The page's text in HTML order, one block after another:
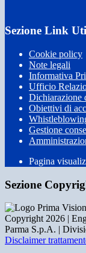
Sezione Link
Cookie policy
Note legali
Informativa
Ufficio
Dichiarazione
Obiettivi di
Gestione
Pagina
Sezione
Copyright 2026 |
Parma S.p.A. |
Disclaimer